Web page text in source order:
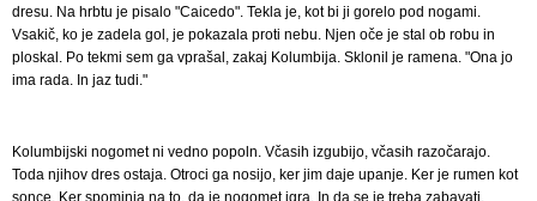
dresu. Na hrbtu je pisalo "Caicedo". Tekla je, kot bi ji gorelo pod nogami.
Vsakič, ko je zadela gol, je pokazala proti nebu. Njen oče je stal ob robu in
ploskal. Po tekmi sem ga vprašal, zakaj Kolumbija. Sklonil je ramena. "Ona jo
ima rada. In jaz tudi."
Kolumbijski nogomet ni vedno popoln. Včasih izgubijo, včasih razočarajo.
Toda njihov dres ostaja. Otroci ga nosijo, ker jim daje upanje. Ker je rumen kot
sonce. Ker spominja na to, da je nogomet igra. In da se je treba zabavati.